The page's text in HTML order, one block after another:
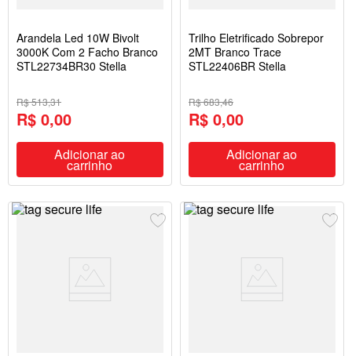
Arandela Led 10W Bivolt
3000K Com 2 Facho Branco
STL22734BR30 Stella
R$ 513,31
R$ 0,00
Adicionar ao
carrinho
Trilho Eletrificado Sobrepor
2MT Branco Trace
STL22406BR Stella
R$ 683,46
R$ 0,00
Adicionar ao
carrinho